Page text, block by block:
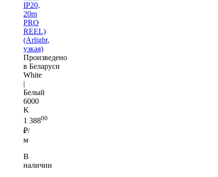
IP20,
20m
PRO
REEL)
(Arlight,
узкая)
Произведено
в Беларуси
White
|
Белый
6000
K
1 38800
₽/
м
В
наличии